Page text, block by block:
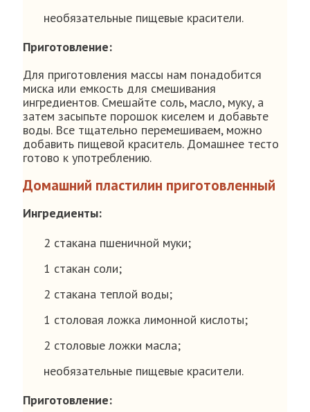
необязательные пищевые красители.
Приготовление:
Для приготовления массы нам понадобится
миска или емкость для смешивания
ингредиентов. Смешайте соль, масло, муку, а
затем засыпьте порошок киселем и добавьте
воды. Все тщательно перемешиваем, можно
добавить пищевой краситель. Домашнее тесто
готово к употреблению.
Домашний пластилин приготовленный
Ингредиенты:
2 стакана пшеничной муки;
1 стакан соли;
2 стакана теплой воды;
1 столовая ложка лимонной кислоты;
2 столовые ложки масла;
необязательные пищевые красители.
Приготовление: